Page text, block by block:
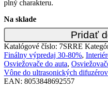
plný charakteru.
Na sklade
Pridať
Katalógové číslo: 7SRRE
Finálny výpredaj 30-80%,
Osviežovače do auta,
Vône do ultrasonických
EAN: 8053848692557